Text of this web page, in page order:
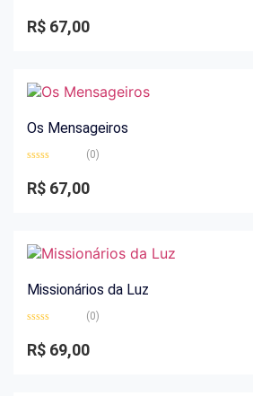
0
de
R$ 67,00
Os Mensageiros
0
de
(0)
R$ 67,00
Missionários da Luz
0
de
(0)
R$ 69,00